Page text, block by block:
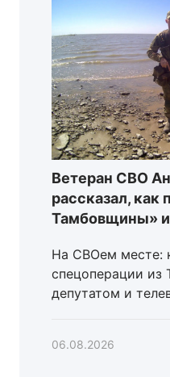
Ветеран СВО
рассказал, как
Тамбовщины»
На СВОем месте:
спецоперации из
депутатом и
06.08.2026